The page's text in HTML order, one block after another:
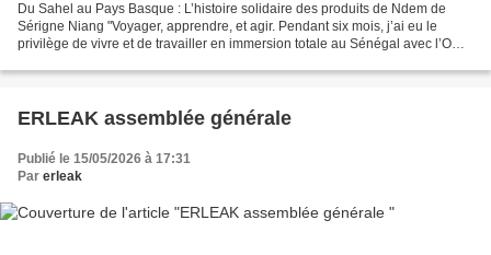
Du Sahel au Pays Basque : L’histoire solidaire des produits de Ndem de
Sérigne Niang "Voyager, apprendre, et agir. Pendant six mois, j’ai eu le
privilège de vivre et de travailler en immersion totale au Sénégal avec l’ONG
ERLEAK assemblée générale
Publié le 15/05/2026 à 17:31
Par erleak